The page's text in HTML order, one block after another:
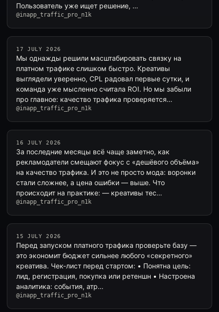
Пользователь уже ищет решение, …
@inapp_traffic_pro_n1k
17 JULY 2026
Мы однажды решили масштабировать связку на
платном трафике слишком быстро. Креативы
выглядели уверенно, CPL радовал первые сутки, и
команда уже мысленно считала ROI. Но мы забыли
про главное: качество трафика проверяется…
@inapp_traffic_pro_n1k
16 JULY 2026
За последние месяцы всё чаще заметно, как
рекламодатели смещают фокус с «дешёвого объёма»
на качество трафика. И это не просто мода: воронки
стали сложнее, а цена ошибки — выше. Что
происходит на практике: — креативы тес…
@inapp_traffic_pro_n1k
15 JULY 2026
Перед запуском платного трафика проверьте базу —
это экономит бюджет сильнее любого «секретного»
креатива. Чек-лист перед стартом: • Понятна цель:
лид, регистрация, покупка или ретеншн • Настроена
аналитика: события, атр…
@inapp_traffic_pro_n1k